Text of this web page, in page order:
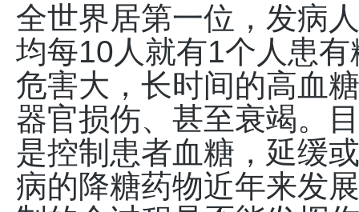
全世界居第一位，发病
均每10人就有1个人患
危害大，长时间的高血
器官损伤、甚至衰竭。
是控制患者血糖，延缓
病的降糖药物近年来发